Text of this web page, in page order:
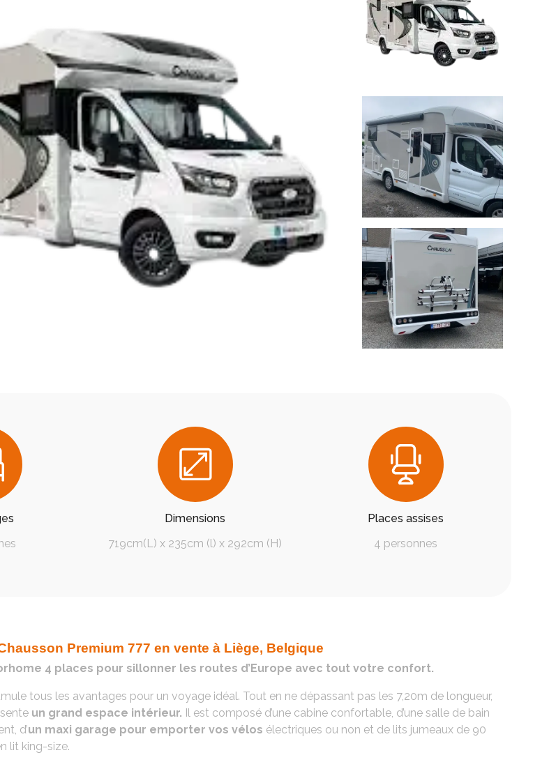
Dimensions
719cm(L) x 235cm (l) x 292cm (H)
Places assises
4 personnes
Premium 777 en vente à Liège, Belgique
4 places pour sillonner les routes d’Europe avec tout votre confort.
tous les avantages pour un voyage idéal. Tout en ne dépassant pas les 7,20m de longueur,
un grand espace intérieur. Il est composé d’une cabine confortable, d’une salle de bain
d’un maxi garage pour emporter vos vélos électriques ou non et de lits jumeaux de 90
lit king-size.